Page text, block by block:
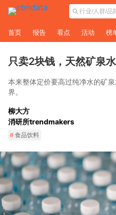
首页 报告 看点 活动 榜
只卖2块钱，天然矿泉
本来整体定价要高过纯净水的矿
界。
柳大方
消研所trendmakers
#食品饮料